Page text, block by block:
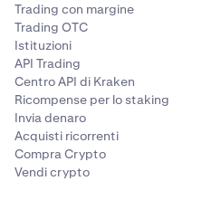
Trading con margine
Trading OTC
Istituzioni
API Trading
Centro API di Kraken
Ricompense per lo staking
Invia denaro
Acquisti ricorrenti
Compra Crypto
Vendi crypto